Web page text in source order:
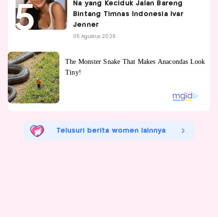
Na yang Keciduk Jalan Bareng
Bintang Timnas Indonesia Ivar
Jenner
05 Agustus 2026
Telusuri berita women lainnya